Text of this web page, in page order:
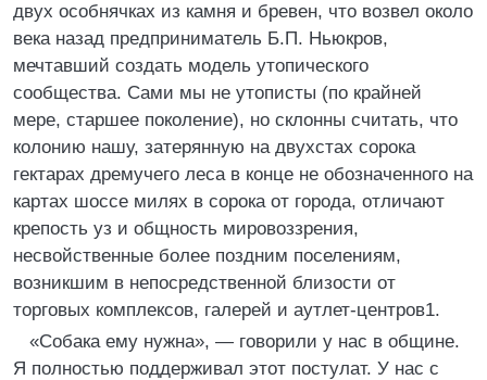
двух особнячках из камня и бревен, что возвел около
века назад предприниматель Б.П. Ньюкров,
мечтавший создать модель утопического
сообщества. Сами мы не утописты (по крайней
мере, старшее поколение), но склонны считать, что
колонию нашу, затерянную на двухстах сорока
гектарах дремучего леса в конце не обозначенного на
картах шоссе милях в сорока от города, отличают
крепость уз и общность мировоззрения,
несвойственные более поздним поселениям,
возникшим в непосредственной близости от
торговых комплексов, галерей и аутлет-центров1.
«Собака ему нужна», — говорили у нас в общине.
Я полностью поддерживал этот постулат. У нас с